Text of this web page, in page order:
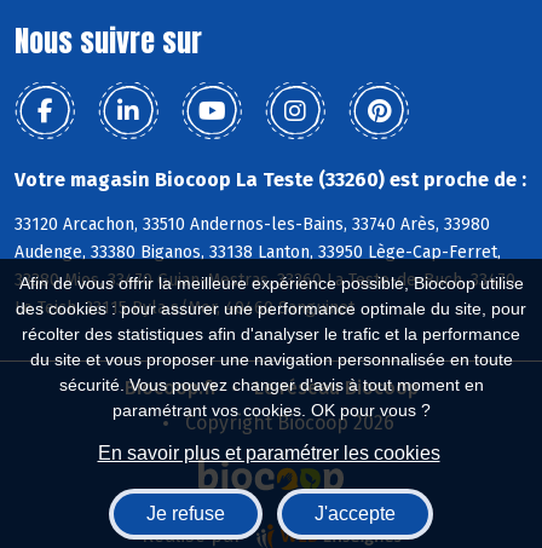
Afin de vous offrir la meilleure expérience possible, Biocoop utilise
des cookies : pour assurer une performance optimale du site, pour
récolter des statistiques afin d'analyser le trafic et la performance
du site et vous proposer une navigation personnalisée en toute
sécurité. Vous pouvez changer d'avis à tout moment en
paramétrant vos cookies. OK pour vous ?
En savoir plus et paramétrer les cookies
Je refuse J'accepte
Nous suivre sur
Votre magasin Biocoop La Teste (33260) est proche de :
33120 Arcachon, 33510 Andernos-les-Bains, 33740 Arès, 33980
Audenge, 33380 Biganos, 33138 Lanton, 33950 Lège-Cap-Ferret,
33380 Mios, 33470 Gujan-Mestras, 33260 La Teste-de-Buch, 33470
Le Teich, 33115 Pyla s/Mer, 40460 Sanguinet
Biocoop.fr
Le réseau Biocoop
Copyright Biocoop 2026
Réalisé par